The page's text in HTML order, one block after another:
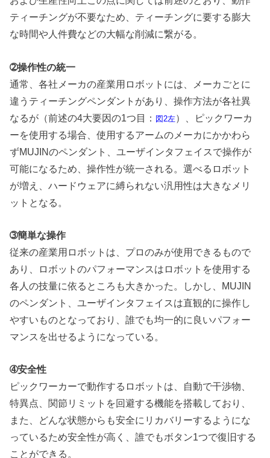
ティーチングが不要なため、ティーチングに要する膨大
な時間や人件費などの大幅な削減に繋がる。
➁操作性の統一
通常、各社メーカの産業用ロボットには、メーカごとに
違うティーチングペンダントがあり、操作方法が各社異
なるが（前述の4大要因の1つ目： 図2左）、ピックワーカ
ーを使用する場合、使用するアームのメーカにかかわら
ずMUJINのペンダント、ユーザインタフェイスで操作が
可能になるため、操作性が統一される。選べるロボット
が増え、ハードウェアに縛られない汎用性は大きなメリ
ットとなる。
➂簡単な操作
従来の産業用ロボットは、プロのみが使用できるもので
あり、ロボットのパフォーマンスはロボットを使用する
各人の技量に依るところも大きかった。しかし、MUJIN
のペンダント、ユーザインタフェイスは直観的に操作し
やすいものとなっており、誰でも均一的に良いパフォー
マンスを出せるようになっている。
➃安全性
ピックワーカーで動作するロボットは、自動で干渉物、
特異点、関節リミットを回避する機能を搭載しており、
また、どんな状態からも安全にリカバリーするようにな
っているため安全性が高く、誰でもボタン1つで復旧する
ことができる。